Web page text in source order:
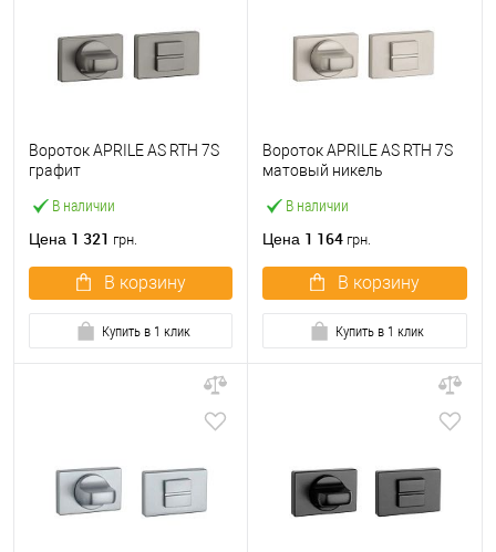
В наличии
Вороток APRILE AS RTH 7S
графит
Цена 1 321 грн.
В корзину
Купить в 1 клик
В наличии
Вороток APRILE AS RTH 7S
матовый никель
Цена 1 164 грн.
В корзину
Купить в 1 клик